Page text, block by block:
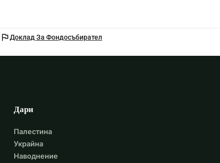
flagДоклад За Фондосъбирател
Дари
Палестина
Украйна
Наводнение